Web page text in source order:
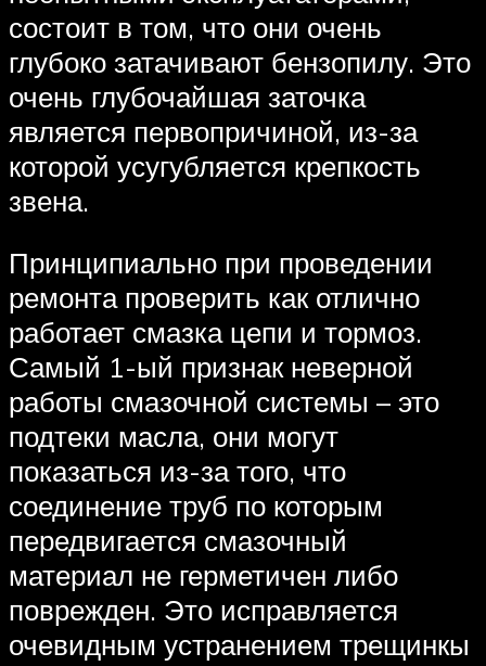
состоит в том, что они очень
глубоко затачивают бензопилу. Это
очень глубочайшая заточка
является первопричиной, из-за
которой усугубляется крепкость
звена.
Принципиально при проведении
ремонта проверить как отлично
работает смазка цепи и тормоз.
Самый 1-ый признак неверной
работы смазочной системы – это
подтеки масла, они могут
показаться из-за того, что
соединение труб по которым
передвигается смазочный
материал не герметичен либо
поврежден. Это исправляется
очевидным устранением трещинкы